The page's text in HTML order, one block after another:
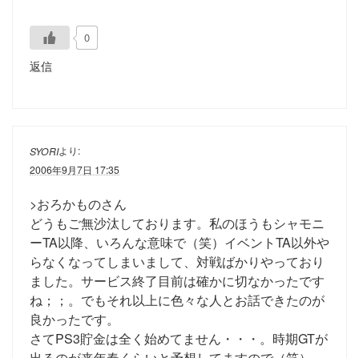
0
返信
SYORIより:
2006年9月7日 17:35
>おろかものさん
どうもご無沙汰しております。私のほうもシャモニ
ーTA以降、いろんな意味で（笑）イベントTA以外や
らなくなってしまいまして、対戦ばかりやっており
ました。サービス終了目前は確かに切なかったです
ね；；。でもそれ以上に色々な人とお話できたのが
良かったです。
さてPS3貯金は全く始めてません・・・。時期GTが